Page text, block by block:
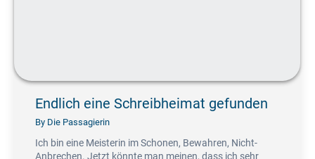
Endlich eine Schreibheimat gefunden
By Die Passagierin
Ich bin eine Meisterin im Schonen, Bewahren, Nicht-
Anbrechen. Jetzt könnte man meinen, dass ich sehr